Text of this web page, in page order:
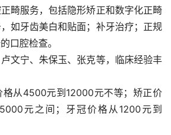
畸服务，包括隐形矫正和数字化正畸
如牙齿美白和贴面；补牙治疗；正规
口腔检查。
文宁、朱保玉、张克等，临床经验丰
格从4500元到12000元不等；矫正价
元之间；牙冠价格从1200元到